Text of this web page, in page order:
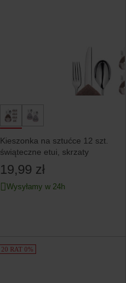
Kieszonka na sztućce 12 szt.
świąteczne etui, skrzaty
19,99 zł
Wysyłamy w 24h
20 RAT 0%